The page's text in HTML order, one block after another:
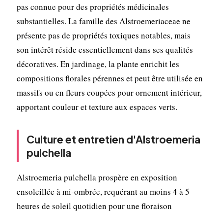
pas connue pour des propriétés médicinales
substantielles. La famille des Alstroemeriaceae ne
présente pas de propriétés toxiques notables, mais
son intérêt réside essentiellement dans ses qualités
décoratives. En jardinage, la plante enrichit les
compositions florales pérennes et peut être utilisée en
massifs ou en fleurs coupées pour ornement intérieur,
apportant couleur et texture aux espaces verts.
Culture et entretien d'Alstroemeria
pulchella
Alstroemeria pulchella prospère en exposition
ensoleillée à mi-ombrée, requérant au moins 4 à 5
heures de soleil quotidien pour une floraison